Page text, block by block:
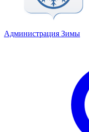
Администрация Зимы